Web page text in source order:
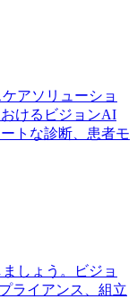
アソリューショ
けるビジョンAI
トな診断、患者モ
しょう。ビジョ
ライアンス、組立